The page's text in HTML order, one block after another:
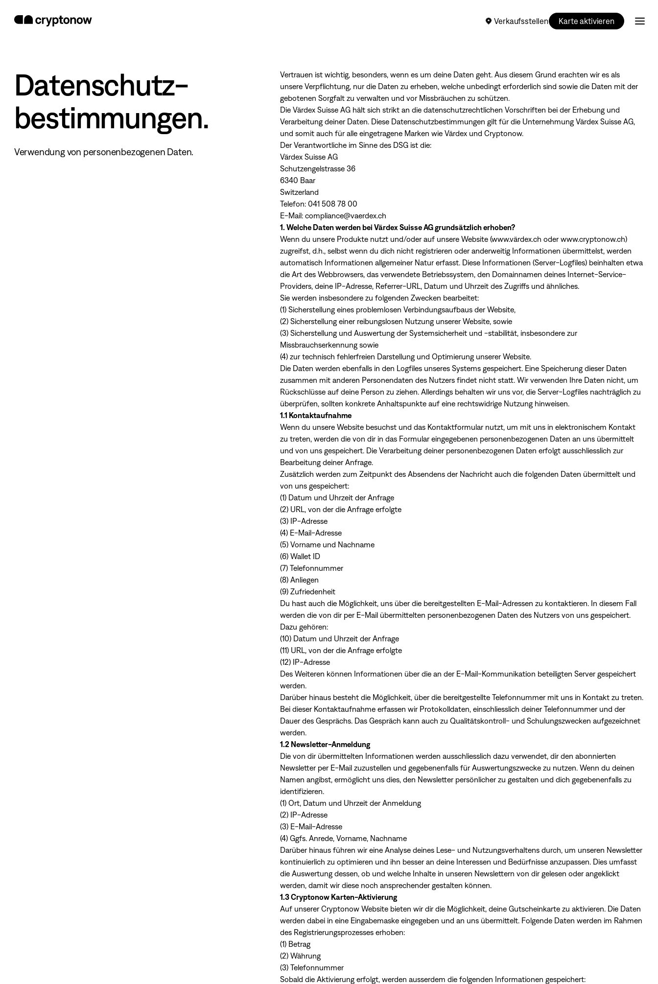
Verkaufsstellen Karte aktivieren
Datenschutz-
bestimmungen.
Verwendung von personenbezogenen Daten.
Vertrauen ist wichtig, besonders, wenn es um deine Daten geht. Aus diesem Grund erachten wir es als
unsere Verpflichtung, nur die Daten zu erheben, welche unbedingt erforderlich sind sowie die Daten mit der
gebotenen Sorgfalt zu verwalten und vor Missbräuchen zu schützen.
Die Värdex Suisse AG hält sich strikt an die datenschutzrechtlichen Vorschriften bei der Erhebung und
Verarbeitung deiner Daten. Diese Datenschutzbestimmungen gilt für die Unternehmung Värdex Suisse AG,
und somit auch für alle eingetragene Marken wie Värdex und Cryptonow.
Der Verantwortliche im Sinne des DSG ist die:
Värdex Suisse AG
Schutzengelstrasse 36
6340 Baar
Switzerland
Telefon: 041 508 78 00
E-Mail: compliance@vaerdex.ch
1. Welche Daten werden bei Värdex Suisse AG grundsätzlich erhoben?
Wenn du unsere Produkte nutzt und/oder auf unsere Website (www.värdex.ch oder www.cryptonow.ch)
zugreifst, d.h., selbst wenn du dich nicht registrieren oder anderweitig Informationen übermittelst, werden
automatisch Informationen allgemeiner Natur erfasst. Diese Informationen (Server-Logfiles) beinhalten etwa
die Art des Webbrowsers, das verwendete Betriebssystem, den Domainnamen deines Internet-Service-
Providers, deine IP-Adresse, Referrer-URL, Datum und Uhrzeit des Zugriffs und ähnliches.
Sie werden insbesondere zu folgenden Zwecken bearbeitet:
(1) Sicherstellung eines problemlosen Verbindungsaufbaus der Website,
(2) Sicherstellung einer reibungslosen Nutzung unserer Website, sowie
(3) Sicherstellung und Auswertung der Systemsicherheit und -stabilität, insbesondere zur
Missbrauchserkennung sowie
(4) zur technisch fehlerfreien Darstellung und Optimierung unserer Website.
Die Daten werden ebenfalls in den Logfiles unseres Systems gespeichert. Eine Speicherung dieser Daten
zusammen mit anderen Personendaten des Nutzers findet nicht statt. Wir verwenden Ihre Daten nicht, um
Rückschlüsse auf deine Person zu ziehen. Allerdings behalten wir uns vor, die Server-Logfiles nachträglich zu
überprüfen, sollten konkrete Anhaltspunkte auf eine rechtswidrige Nutzung hinweisen.
1.1 Kontaktaufnahme
Wenn du unsere Website besuchst und das Kontaktformular nutzt, um mit uns in elektronischem Kontakt
zu treten, werden die von dir in das Formular eingegebenen personenbezogenen Daten an uns übermittelt
und von uns gespeichert. Die Verarbeitung deiner personenbezogenen Daten erfolgt ausschliesslich zur
Bearbeitung deiner Anfrage.
Zusätzlich werden zum Zeitpunkt des Absendens der Nachricht auch die folgenden Daten übermittelt und
von uns gespeichert:
(1) Datum und Uhrzeit der Anfrage
(2) URL, von der die Anfrage erfolgte
(3) IP-Adresse
(4) E-Mail-Adresse
(5) Vorname und Nachname
(6) Wallet ID
(7) Telefonnummer
(8) Anliegen
(9) Zufriedenheit
Du hast auch die Möglichkeit, uns über die bereitgestellten E-Mail-Adressen zu kontaktieren. In diesem Fall
werden die von dir per E-Mail übermittelten personenbezogenen Daten des Nutzers von uns gespeichert.
Dazu gehören:
(10) Datum und Uhrzeit der Anfrage
(11) URL, von der die Anfrage erfolgte
(12) IP-Adresse
Des Weiteren können Informationen über die an der E-Mail-Kommunikation beteiligten Server gespeichert
werden.
Darüber hinaus besteht die Möglichkeit, über die bereitgestellte Telefonnummer mit uns in Kontakt zu treten.
Bei dieser Kontaktaufnahme erfassen wir Protokolldaten, einschliesslich deiner Telefonnummer und der
Dauer des Gesprächs. Das Gespräch kann auch zu Qualitätskontroll- und Schulungszwecken aufgezeichnet
werden.
1.2 Newsletter-Anmeldung
Die von dir übermittelten Informationen werden ausschliesslich dazu verwendet, dir den abonnierten
Newsletter per E-Mail zuzustellen und gegebenenfalls für Auswertungszwecke zu nutzen. Wenn du deinen
Namen angibst, ermöglicht uns dies, den Newsletter persönlicher zu gestalten und dich gegebenenfalls zu
identifizieren.
(1) Ort, Datum und Uhrzeit der Anmeldung
(2) IP-Adresse
(3) E-Mail-Adresse
(4) Ggfs. Anrede, Vorname, Nachname
Darüber hinaus führen wir eine Analyse deines Lese- und Nutzungsverhaltens durch, um unseren Newsletter
kontinuierlich zu optimieren und ihn besser an deine Interessen und Bedürfnisse anzupassen. Dies umfasst
die Auswertung dessen, ob und welche Inhalte in unseren Newslettern von dir gelesen oder angeklickt
werden, damit wir diese noch ansprechender gestalten können.
1.3 Cryptonow Karten-Aktivierung
Auf unserer Cryptonow Website bieten wir dir die Möglichkeit, deine Gutscheinkarte zu aktivieren. Die Daten
werden dabei in eine Eingabemaske eingegeben und an uns übermittelt. Folgende Daten werden im Rahmen
des Registrierungsprozesses erhoben:
(1) Betrag
(2) Währung
(3) Telefonnummer
Sobald die Aktivierung erfolgt, werden ausserdem die folgenden Informationen gespeichert: